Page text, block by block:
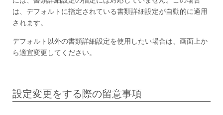
は、デフォルトに指定されている書類詳細設定が自動的に適用
されます。
デフォルト以外の書類詳細設定を使用したい場合は、画面上か
ら適宜変更してください。
設定変更をする際の留意事項